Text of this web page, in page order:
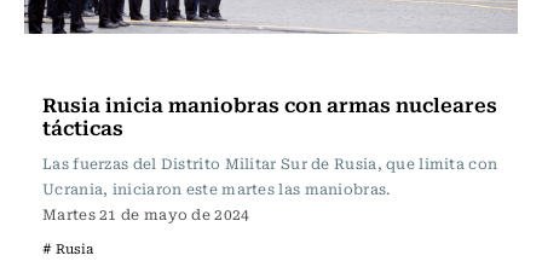
Rusia inicia maniobras con armas nucleares
tácticas
Las fuerzas del Distrito Militar Sur de Rusia, que limita con
Ucrania, iniciaron este martes las maniobras.
Martes 21 de mayo de 2024
# Rusia